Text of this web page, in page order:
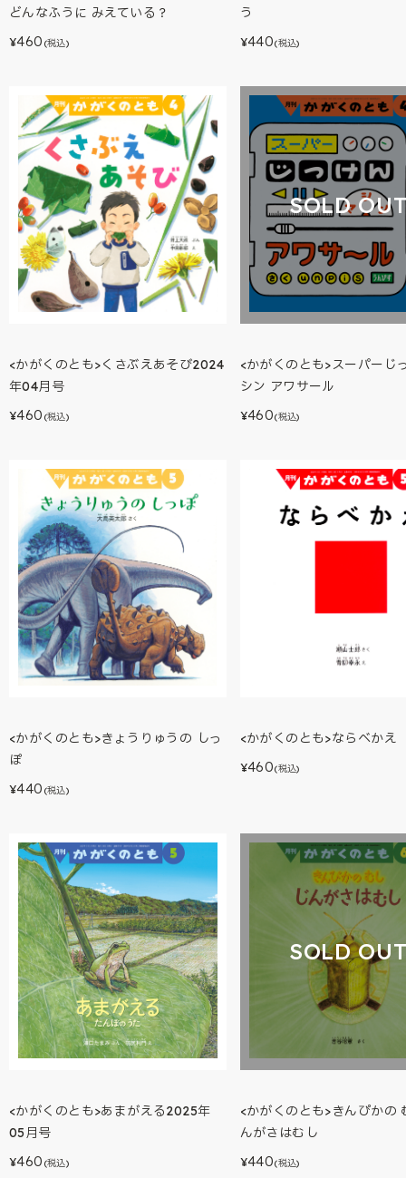
どんなふうに みえている？
¥460 (税込)
う
¥440(税込)
<かがくのとも>くさぶえあそび2024
年04月号
¥460 (税込)
SOLD
<かがくのとも>スーパーじ
シン アワサール
¥460(税込)
<かがくのとも>きょうりゅうの しっ
ぽ
¥440 (税込)
<かがくのとも>ならべかえ
¥460(税込)
<かがくのとも>あまがえる2025年
05月号
¥460 (税込)
SOLD
<かがくのとも>きんぴかの
んがさはむし
¥440(税込)